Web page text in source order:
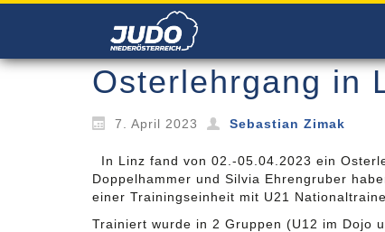
Osterlehrgang in
7. April 2023 Sebastian Zimak
In Linz fand von 02.-05.04.2023 ein
Doppelhammer und Silvia Ehrengruber
einer Trainingseinheit mit U21
Trainiert wurde in 2 Gruppen (U12 im Dojo